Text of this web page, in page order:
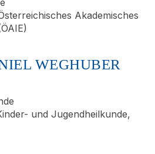
Akademisches
WEGHUBER
und Jugendheilkunde,